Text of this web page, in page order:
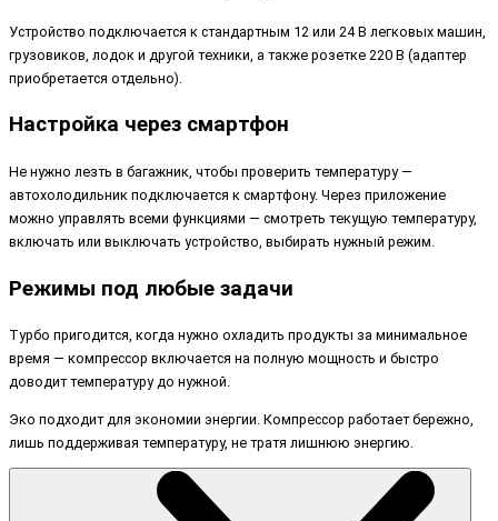
Устройство подключается к стандартным 12 или 24 В легковых машин,
грузовиков, лодок и другой техники, а также розетке 220 В (адаптер
приобретается отдельно).
Настройка через смартфон
Не нужно лезть в багажник, чтобы проверить температуру —
автохолодильник подключается к смартфону. Через приложение
можно управлять всеми функциями — смотреть текущую температуру,
включать или выключать устройство, выбирать нужный режим.
Режимы под любые задачи
Турбо пригодится, когда нужно охладить продукты за минимальное
время — компрессор включается на полную мощность и быстро
доводит температуру до нужной.
Эко подходит для экономии энергии. Компрессор работает бережно,
лишь поддерживая температуру, не тратя лишнюю энергию.